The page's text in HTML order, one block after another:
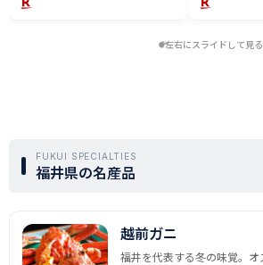
左右にスライドして見る
FUKUI SPECIALTIES
福井県の名産品
越前ガニ
福井を代表する冬の味覚。